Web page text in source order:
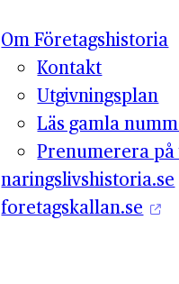
Om Företagshistoria
Kontakt
Utgivningsplan
Läs gamla
Prenumerera
naringslivshistoria.se
foretagskallan.se